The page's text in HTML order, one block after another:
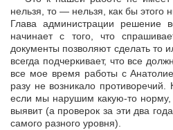
нельзя, то — нельзя, как бы этого
Глава администрации решение
начинает с того, что
документы позволяют сделать то
всегда подчеркивает, что все
все мое время работы с
разу не возникало
если мы нарушим какую-то норму,
выявит (а проверок за эти два
самого разного уровня).